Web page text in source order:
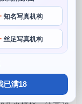
知名写真机构
丝足写真机构
已满18
求的一米八的大梨
和可爱的表达也让
梨子喜欢到处旅
非常乐于分享自己
的龙王造型，可以
越。